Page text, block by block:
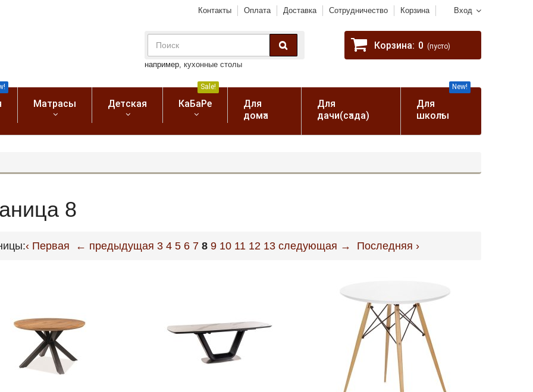
Вход
Контакты Оплата Доставка Сотрудничество Корзина
например, кухонные столы
Корзина: 0 (пусто)
Матрасы Детская КаБаРе
Sale!
Для
дома
Для
дачи(сада)
Для
школы
New!
8
‹ Первая ← предыдущая 3 4 5 6 7 8 9 10 11 12 13 следующая → Последняя ›